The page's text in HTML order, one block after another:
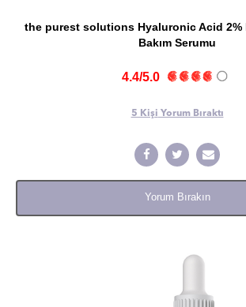
the purest solutions Hyaluronic Acid 2%
Bakım Serumu
4.4/5.0
5 Kişi Yorum Bıraktı
Yorum Bırakın